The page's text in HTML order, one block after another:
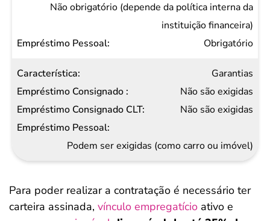
Não obrigatório (depende da política interna da
instituição financeira)
Obrigatório
Garantias
Não são exigidas
Não são exigidas
Podem ser exigidas (como carro ou imóvel)
Para poder realizar a contratação é necessário ter
carteira assinada, vínculo empregatício ativo e